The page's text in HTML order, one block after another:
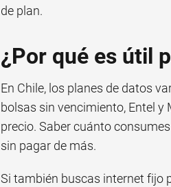
de plan.
¿Por qué es útil
En Chile, los planes de datos
bolsas sin vencimiento, Entel
precio. Saber cuánto
sin pagar de más.
Si también buscas internet fijo